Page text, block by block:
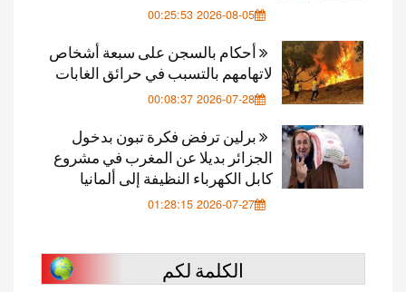
2026-08-05 00:25:53
أحكام بالسجن على سبعة أشخاص
لاتهامهم بالتسبب في حرائق الغابات
2026-07-28 00:08:37
برلين ترفض فكرة تبون بدخول
الجزائر بديلا عن المغرب في مشروع
كابل الكهرباء النظيفة إلى ألمانيا
2026-07-27 01:28:15
الكلمة لكم